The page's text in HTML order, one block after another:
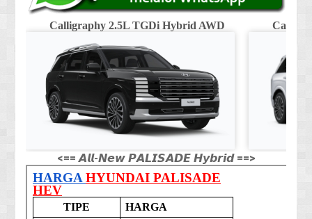
Calligraphy 2.5L TGDi Hybrid AWD
<== 𝘼𝙡𝙡-𝙉𝙚𝙬 𝙋𝘼𝙇𝙄𝙎𝘼𝘿𝙀 𝙃𝙮𝙗𝙧𝙞𝙙 ==>